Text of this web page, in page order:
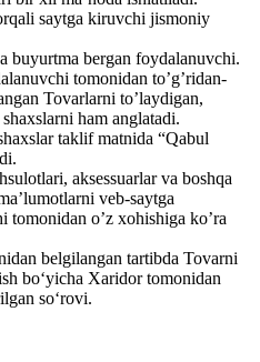
saytga kiruvchi jismoniy
buyurtma bergan foydalanuvchi.
tomonidan to’g’ridan-
Tovarlarni to’laydigan,
ham anglatadi.
taklif matnida “Qabul
aksessuarlar va boshqa
veb-saytga
o’z xohishiga ko’ra
belgilangan tartibda Tovarni
bo‘yicha Xaridor tomonidan
so‘rovi.